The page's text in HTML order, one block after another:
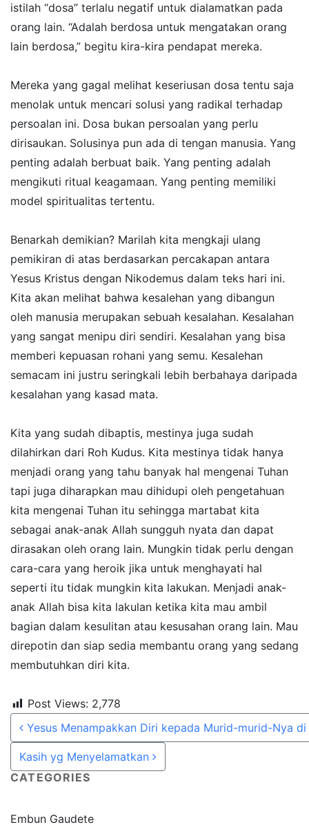
istilah “dosa” terlalu negatif untuk dialamatkan pada
orang lain. “Adalah berdosa untuk mengatakan orang
lain berdosa,” begitu kira-kira pendapat mereka.
Mereka yang gagal melihat keseriusan dosa tentu saja
menolak untuk mencari solusi yang radikal terhadap
persoalan ini. Dosa bukan persoalan yang perlu
dirisaukan. Solusinya pun ada di tengan manusia. Yang
penting adalah berbuat baik. Yang penting adalah
mengikuti ritual keagamaan. Yang penting memiliki
model spiritualitas tertentu.
Benarkah demikian? Marilah kita mengkaji ulang
pemikiran di atas berdasarkan percakapan antara
Yesus Kristus dengan Nikodemus dalam teks hari ini.
Kita akan melihat bahwa kesalehan yang dibangun
oleh manusia merupakan sebuah kesalahan. Kesalahan
yang sangat menipu diri sendiri. Kesalahan yang bisa
memberi kepuasan rohani yang semu. Kesalehan
semacam ini justru seringkali lebih berbahaya daripada
kesalahan yang kasad mata.
Kita yang sudah dibaptis, mestinya juga sudah
dilahirkan dari Roh Kudus. Kita mestinya tidak hanya
menjadi orang yang tahu banyak hal mengenai Tuhan
tapi juga diharapkan mau dihidupi oleh pengetahuan
kita mengenai Tuhan itu sehingga martabat kita
sebagai anak-anak Allah sungguh nyata dan dapat
dirasakan oleh orang lain. Mungkin tidak perlu dengan
cara-cara yang heroik jika untuk menghayati hal
seperti itu tidak mungkin kita lakukan. Menjadi anak-
anak Allah bisa kita lakulan ketika kita mau ambil
bagian dalam kesulitan atau kesusahan orang lain. Mau
direpotin dan siap sedia membantu orang yang sedang
membutuhkan diri kita.
Post Views: 2,778
Post navigation
Yesus Menampakkan Diri kepada Murid-murid-Nya
Kasih yg Menyelamatkan
CATEGORIES
Embun Gaudete